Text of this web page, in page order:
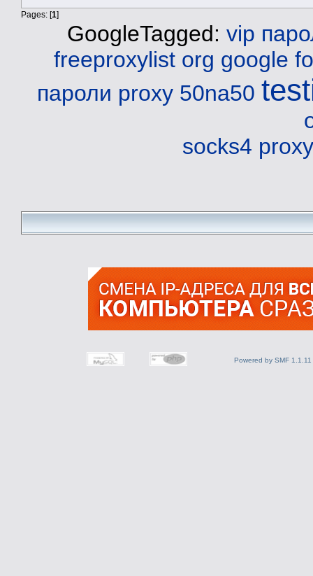
Pages: [1]
GoogleTagged: vip
freeproxylist org google
пароли proxy 50na50
socks4
Powered by SMF 1.1.11